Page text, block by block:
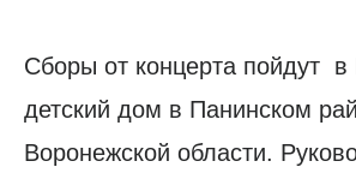
Сборы от концерта пойдут в
детский дом в Панинском
Воронежской области.